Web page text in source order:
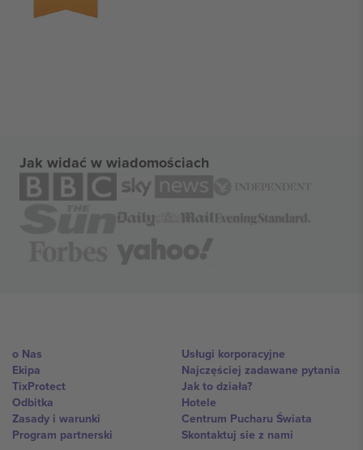
Jak widać w wiadomościach
o Nas
Ekipa
TixProtect
Odbitka
Zasady i warunki
Program partnerski
Usługi korporacyjne
Najczęściej zadawane pytania
Jak to działa?
Hotele
Centrum Pucharu Świata
Skontaktuj sie z nami